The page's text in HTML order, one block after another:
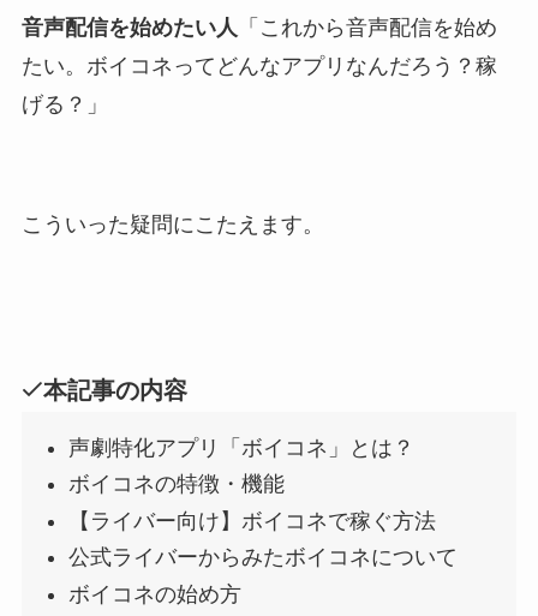
音声配信を始めたい人 「これから音声配信を始め
たい。ボイコネってどんなアプリなんだろう？稼
げる？」
こういった疑問にこたえます。
本記事の内容
声劇特化アプリ「ボイコネ」とは？
ボイコネの特徴・機能
【ライバー向け】ボイコネで稼ぐ方法
公式ライバーからみたボイコネについて
ボイコネの始め方